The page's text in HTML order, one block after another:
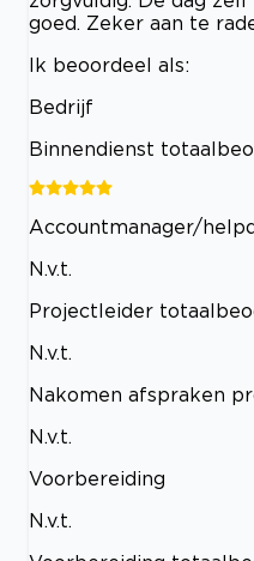
goed. Zeker aan te
Ik beoordeel als:
Bedrijf
Binnendienst
Accountmanager/
N.v.t.
Projectleider
N.v.t.
Nakomen afspraken
N.v.t.
Voorbereiding
N.v.t.